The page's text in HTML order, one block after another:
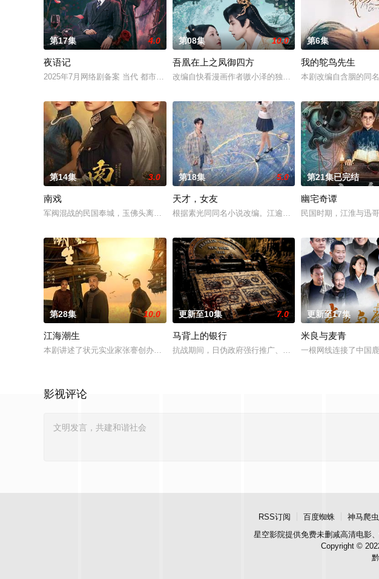
第17集 4.0
夜语记
2025年7月网络剧备案 当代 都市 海南越酷文化传媒有限公司
第08集 10.0
吾凰在上之凤御四方
改编自快看漫画作者嗷小泽的独家连载漫画《吾凰在上》
第6集
我的鸵鸟先生
本剧改编自含胭的同
第14集 3.0
南戏
军阀混战的民国奉城，玉佛头离奇失窃，戏班主横尸戏台，将冷血少帅许又安与昆曲名伶荣筱楠
第18集 5.0
天才，女友
根据素光同同名小说改编。江逾白长大以后，林知夏忽然
第21集已完结
幽宅奇谭
民国时期，江淮与迅
第28集 10.0
江海潮生
本剧讲述了状元实业家张謇创办大生企业，实业报国的故事。甲午战争后，国家蒙羞，张謇虽高
更新至10集 7.0
马背上的银行
抗战期间，日伪政府强行推广、使用由“中国准备银行”发
更新至17集
米良与麦青
一根网线连接了中国
影视评论
RSS订阅 百度蜘蛛 神马爬虫
星空影院提供免费未删减高清电影
Copyright ©